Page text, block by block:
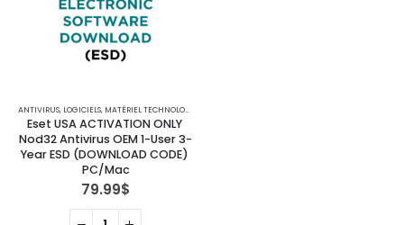
ANTIVIRUS, LOGICIELS, MATÉRIEL TECHNOLOGIQUE
Eset USA ACTIVATION ONLY
Nod32 Antivirus OEM 1-User 3-
Year ESD (DOWNLOAD CODE)
PC/Mac
79.99$